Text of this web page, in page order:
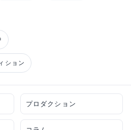
ション
プロダクション